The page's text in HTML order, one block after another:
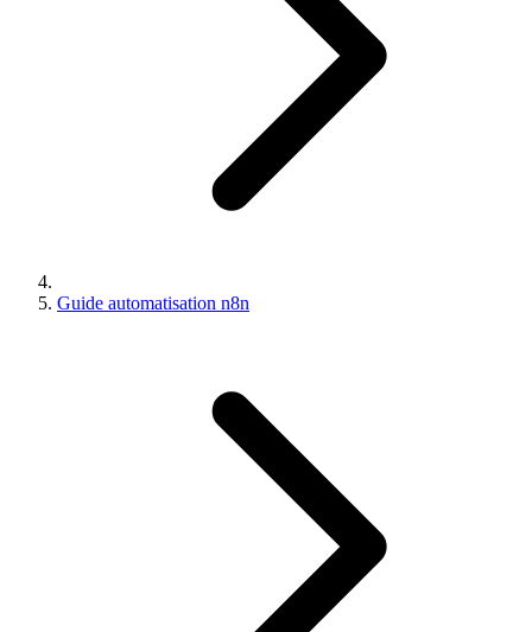
Guide automatisation n8n